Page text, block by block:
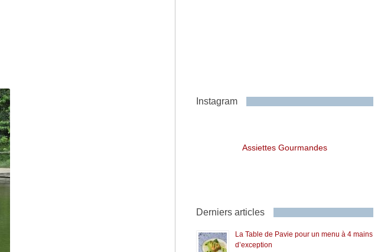
Instagram
Assiettes Gourmandes
Derniers articles
La Table de Pavie pour un menu à 4 mains
d’exception